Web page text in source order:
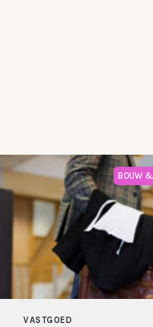
BOUW
VASTGOED